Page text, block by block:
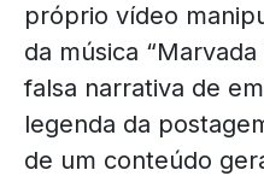
próprio vídeo
da música
falsa narrativa de
legenda da
de um conteúdo